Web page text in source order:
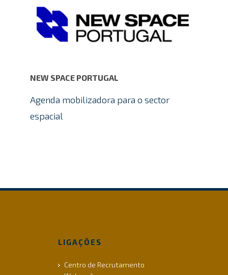
NEW SPACE PORTUGAL
Agenda mobilizadora para o sector
espacial
LIGAÇÕES
Centro de Recrutamento